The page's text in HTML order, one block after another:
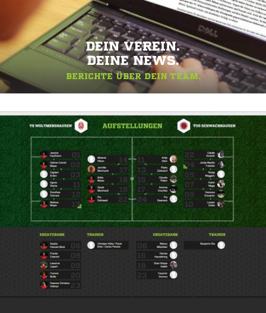
DEIN VEREIN.
DEINE NEWS.
BERICHTE ÜBER DEIN TEAM.